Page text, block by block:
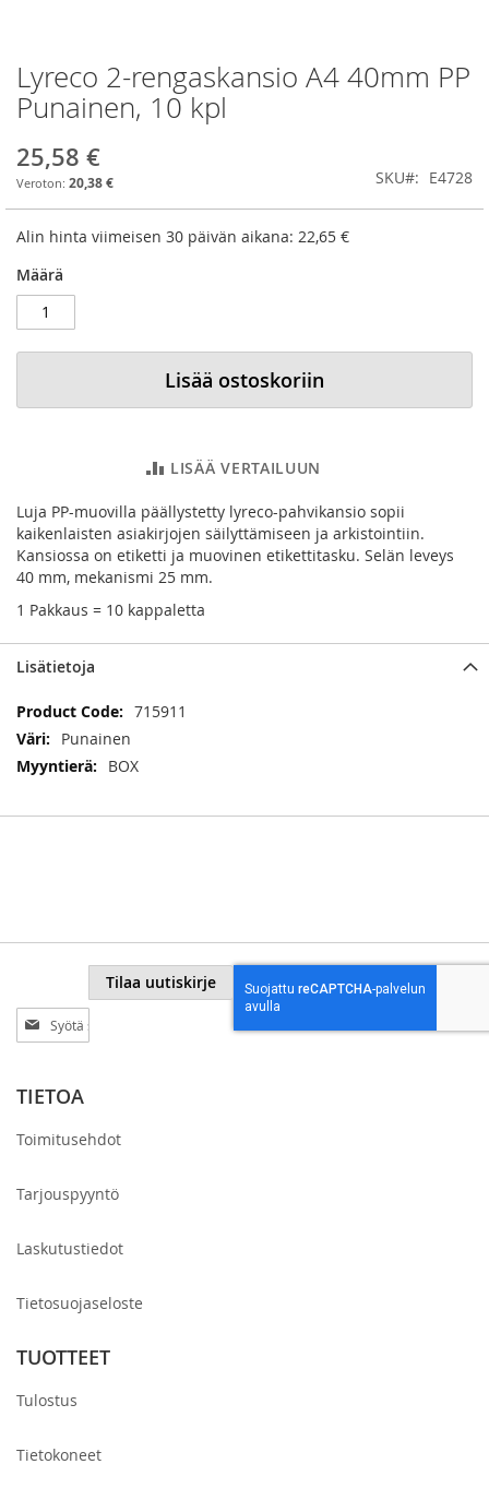
Skip
to
the
of
the
Lyreco 2-rengaskansio A4 40mm PP
Punainen, 10 kpl
25,58 €
20,38 € SKU E4728
Alin hinta viimeisen 30 päivän aikana: 22,65 €
Määrä
Lisää ostoskoriin
LISÄÄ VERTAILUUN
Luja PP-muovilla päällystetty lyreco-pahvikansio sopii
kaikenlaisten asiakirjojen säilyttämiseen ja arkistointiin.
Kansiossa on etiketti ja muovinen etikettitasku. Selän leveys
40 mm, mekanismi 25 mm.
1 Pakkaus = 10 kappaletta
Lisätietoja
Lisätietoja
715911
Punainen
BOX
Tilaa
uutiskirjeemme:
Tilaa uutiskirje
TIETOA
Toimitusehdot
Tarjouspyyntö
Laskutustiedot
Tietosuojaseloste
TUOTTEET
Tulostus
Tietokoneet